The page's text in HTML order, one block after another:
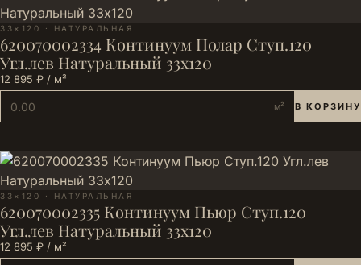
33×120 · НАТУРАЛЬНАЯ
620070002334 Континуум Полар Ступ.120
Угл.лев Натуральный 33х120
12 895 ₽ / м²
м² В КОРЗИНУ
33×120 · НАТУРАЛЬНАЯ
620070002335 Континуум Пьюр Ступ.120
Угл.лев Натуральный 33х120
12 895 ₽ / м²